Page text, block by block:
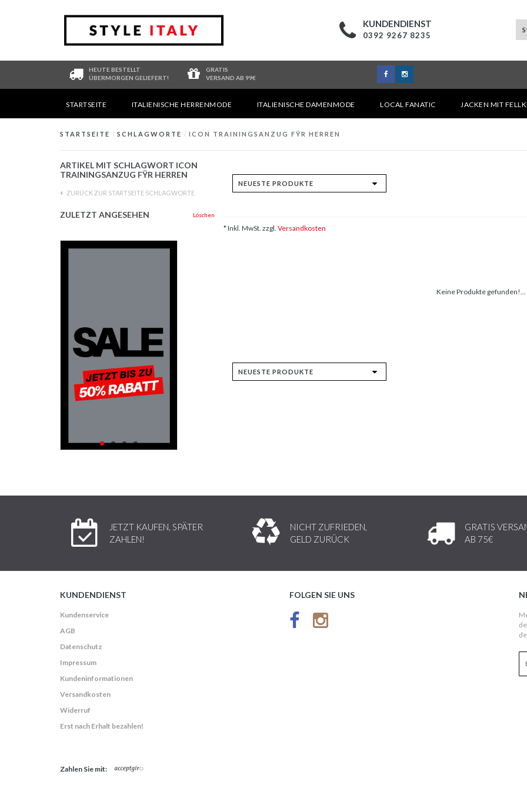
KUNDENDIENST
0392 9267 8235
HEUTE BESTELLT
ÜBERMORGEN GELIEFERT!
GRATIS
VERSAND AB 99€
STARTSEITE ITALIENISCHE HERRENMODE ITALIENISCHE DAMENMODE LOCAL FANATIC JACKEN MIT
STARTSEITE / SCHLAGWORTE / ICON TRAININGSANZUG FŸR HERREN
ARTIKEL MIT SCHLAGWORT ICON
TRAININGSANZUG FŸR HERREN
ZURÜCK ZUR STARTSEITE SCHLAGWORTE
ZULETZT ANGESEHEN Löschen
* Inkl. MwSt. zzgl. Versandkosten
Keine Produkte gefunden!...
JETZT KAUFEN, SPÄTER
ZAHLEN!
NICHT ZUFRIEDEN,
GELD ZURÜCK
GRATIS
AB 75€
KUNDENDIENST
Kundenservice
AGB
Datenschutz
Impressum
Kundeninformationen
Versandkosten
Widerruf
Erst nach Erhalt bezahlen!
FOLGEN SIE UNS
Zahlen Sie mit: